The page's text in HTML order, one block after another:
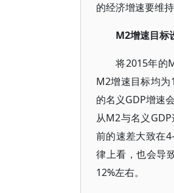
的经济增速要维
M2增速目标
将2015年的
M2增速目标均为
的名义GDP增速
从M2与名义
前的速差大致在
律上看，也会导
12%左右。